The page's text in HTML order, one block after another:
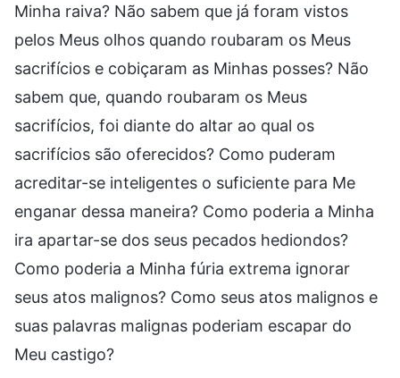
Minha raiva? Não sabem que já foram vistos
pelos Meus olhos quando roubaram os Meus
sacrifícios e cobiçaram as Minhas posses? Não
sabem que, quando roubaram os Meus
sacrifícios, foi diante do altar ao qual os
sacrifícios são oferecidos? Como puderam
acreditar-se inteligentes o suficiente para Me
enganar dessa maneira? Como poderia a Minha
ira apartar-se dos seus pecados hediondos?
Como poderia a Minha fúria extrema ignorar
seus atos malignos? Como seus atos malignos e
suas palavras malignas poderiam escapar do
Meu castigo?